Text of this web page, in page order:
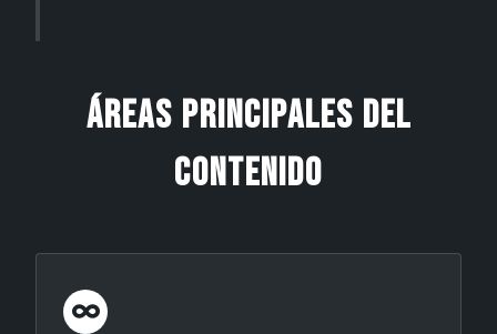
ÁREAS PRINCIPALES DEL
CONTENIDO